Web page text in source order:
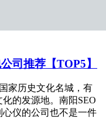
司推荐【TOP5】
家历史文化名城，有
的发源地。南阳SEO
仪的公司也不是一件